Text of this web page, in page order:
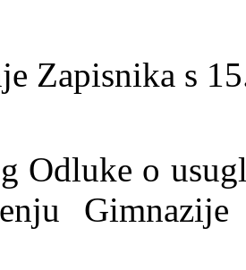
Zapisnika s
Odluke o